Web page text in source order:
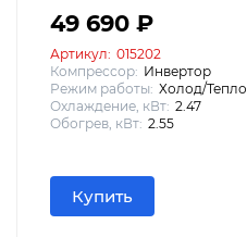
49 690 ₽
Артикул: 015202
Компрессор: Инвертор
Режим работы: Холод/Тепло
Охлаждение, кВт: 2.47
Обогрев, кВт: 2.55
Купить